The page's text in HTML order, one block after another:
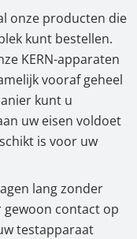
onze producten die
kunt bestellen.
KERN-apparaten
vooraf geheel
kunt u
uw eisen voldoet
is voor uw
lang zonder
contact op
testapparaat